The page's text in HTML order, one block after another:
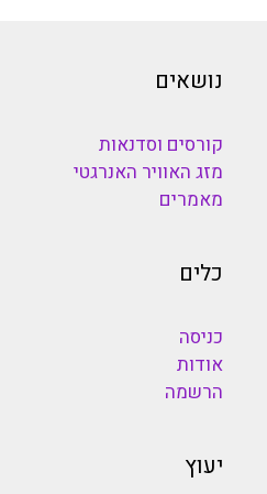
נושאים
קורסים וסדנאות
מזג האוויר האנרגטי
מאמרים
כלים
כניסה
אודות
הרשמה
יעוץ